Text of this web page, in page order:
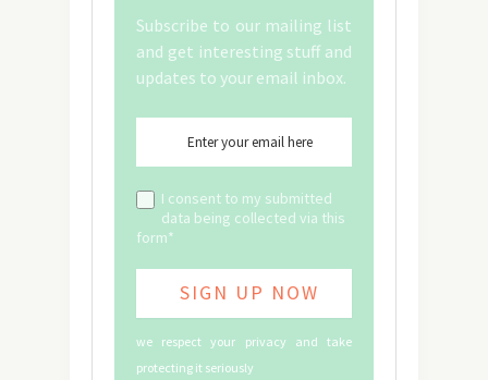
Subscribe to our mailing list
and get interesting stuff and
updates to your email inbox.
I consent to my submitted
data being collected via this
form*
we respect your privacy and take
protecting it seriously